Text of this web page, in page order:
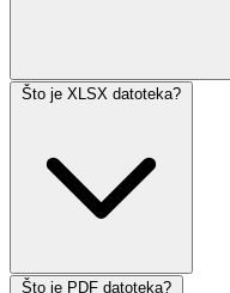
Što je XLSX datoteka?
Što je PDF datoteka?